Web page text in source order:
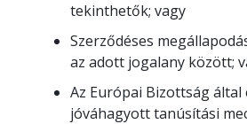
tekinthetők; vagy
Szerződéses
az adott jogalany között;
Az Európai Bizottság
jóváhagyott tanúsítási